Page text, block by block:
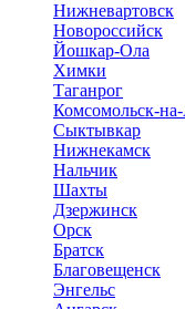
Нижневартовск
Новороссийск
Йошкар-Ола
Химки
Таганрог
Комсомольск-
Сыктывкар
Нижнекамск
Нальчик
Шахты
Дзержинск
Орск
Братск
Благовещенск
Энгельс